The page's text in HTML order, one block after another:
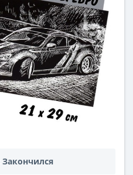
Закончился